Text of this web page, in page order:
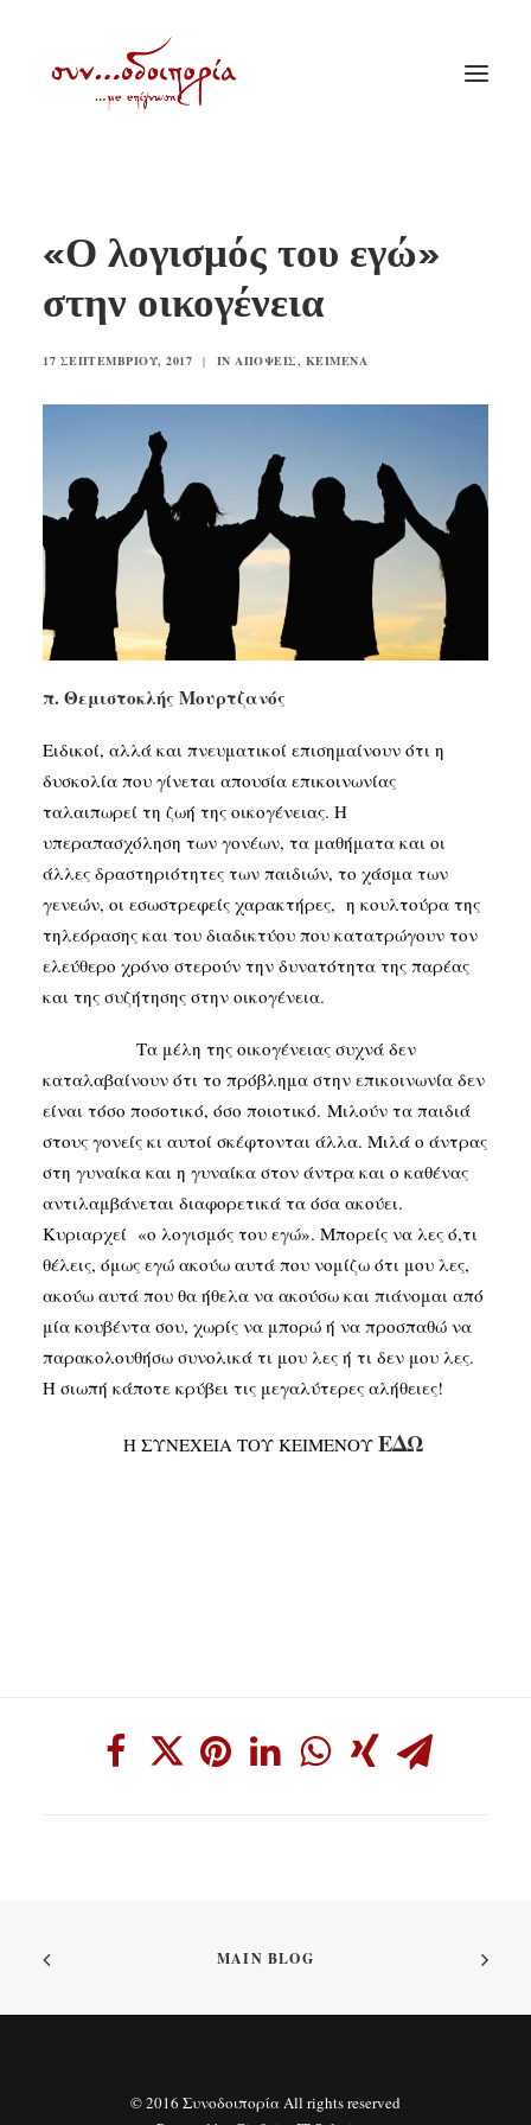
ΘΕΜΑΤΟΛΟΓΙΑ
ΑΝΑΚΟΙΝΩΣΕΙΣ
ΠΑΛΑΙΑ ΣΥΝΟΔΟΙΠΟΡΙΑ
ΕΠΙΚΟΙΝΩΝΙΑ
SEARCH
«Ο λογισμός του εγώ»
στην οικογένεια
17 ΣΕΠΤΕΜΒΡΊΟΥ, 2017 | IN ΑΠΌΨΕΙΣ, ΚΕΊΜΕΝΑ
π. Θεμιστοκλής Μουρτζανός
Ειδικοί, αλλά και πνευματικοί επισημαίνουν ότι η
δυσκολία που γίνεται απουσία επικοινωνίας
ταλαιπωρεί τη ζωή της οικογένειας. Η
υπεραπασχόληση των γονέων, τα μαθήματα και οι
άλλες δραστηριότητες των παιδιών, το χάσμα των
γενεών, οι εσωστρεφείς χαρακτήρες, η κουλτούρα της
τηλεόρασης και του διαδικτύου που κατατρώγουν τον
ελεύθερο χρόνο στερούν την δυνατότητα της παρέας
και της συζήτησης στην οικογένεια.
Τα μέλη της οικογένειας συχνά δεν
καταλαβαίνουν ότι το πρόβλημα στην επικοινωνία δεν
είναι τόσο ποσοτικό, όσο ποιοτικό. Μιλούν τα παιδιά
στους γονείς κι αυτοί σκέφτονται άλλα. Μιλά ο άντρας
στη γυναίκα και η γυναίκα στον άντρα και ο καθένας
αντιλαμβάνεται διαφορετικά τα όσα ακούει.
Κυριαρχεί «ο λογισμός του εγώ». Μπορείς να λες ό,τι
θέλεις, όμως εγώ ακούω αυτά που νομίζω ότι μου λες,
ακούω αυτά που θα ήθελα να ακούσω και πιάνομαι από
μία κουβέντα σου, χωρίς να μπορώ ή να προσπαθώ να
παρακολουθήσω συνολικά τι μου λες ή τι δεν μου λες.
Η σιωπή κάποτε κρύβει τις μεγαλύτερες αλήθειες!
Η ΣΥΝΕΧΕΙΑ ΤΟΥ ΚΕΙΜΕΝΟΥ ΕΔΩ
MAIN BLOG
© 2016 Συνοδοιπορία All rights reserved